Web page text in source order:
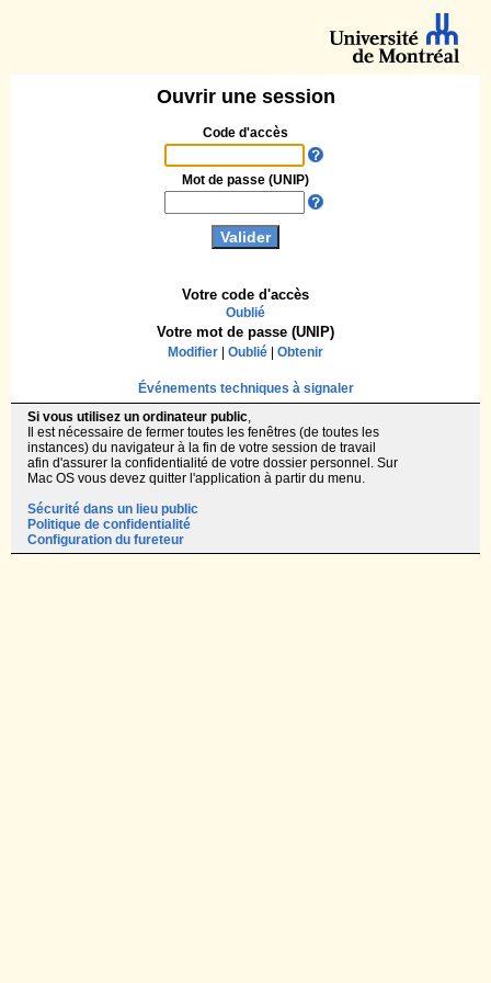
Ouvrir une session
Code d'accès
Votre code d'accès
Oublié
Mot de passe (UNIP)
Votre mot de passe (UNIP)
Modifier Oublié Obtenir
Événements techniques à signaler
Si vous utilisez un ordinateur public,
Il est nécessaire de fermer toutes les fenêtres (de toutes les
instances) du navigateur à la fin de votre session de travail
afin d'assurer la confidentialité de votre dossier personnel. Sur
Mac OS vous devez quitter l'application à partir du menu.
Sécurité dans un lieu public
Politique de confidentialité
Configuration du fureteur